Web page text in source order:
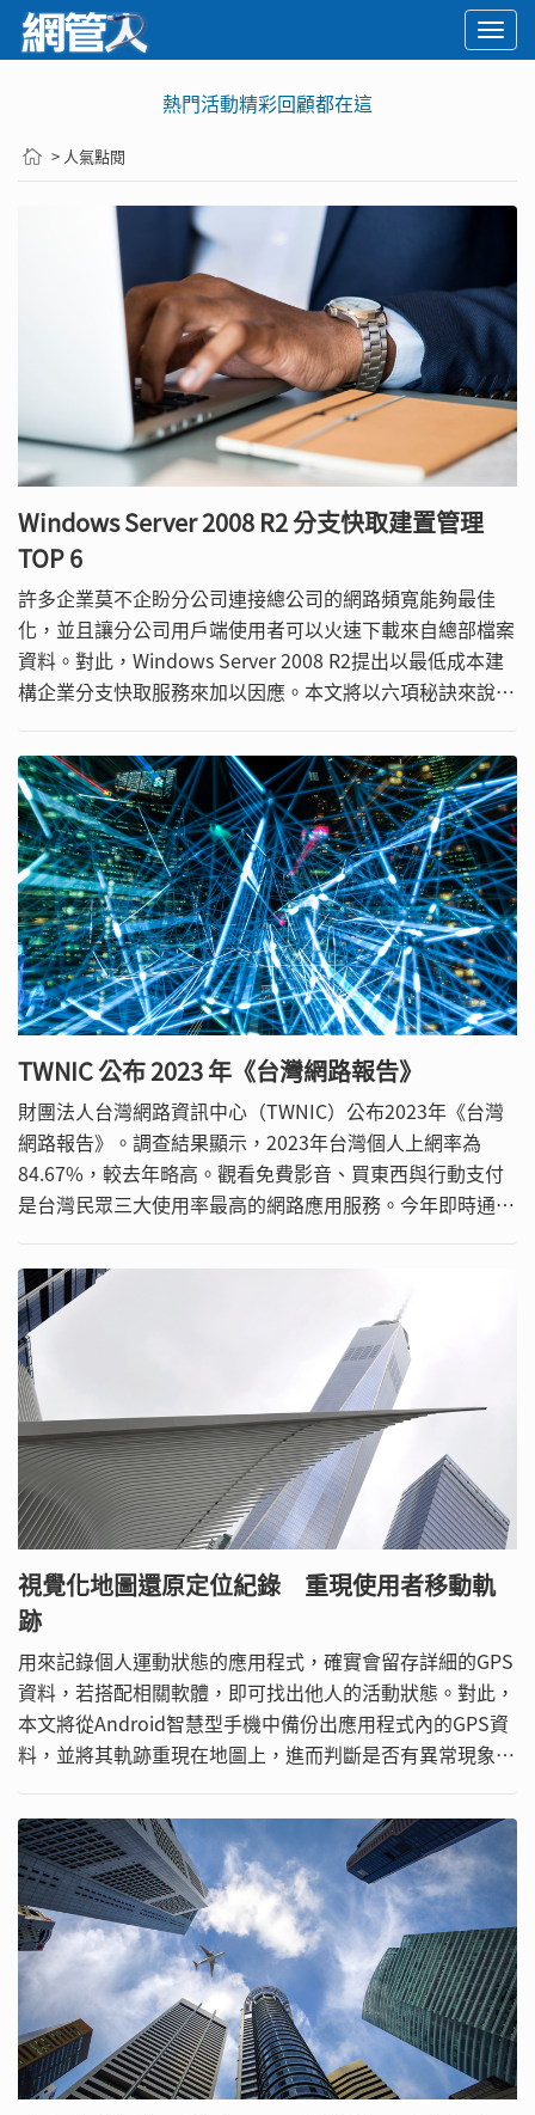
熱門活動精彩回顧都在這
> 人氣點閱
Windows Server 2008 R2 分支快取建置管理
TOP 6
許多企業莫不企盼分公司連接總公司的網路頻寬能夠最佳
化，並且讓分公司用戶端使用者可以火速下載來自總部檔案
資料。對此，Windows Server 2008 R2提出以最低成本建
構企業分支快取服務來加以因應。本文將以六項秘訣來說明
作、如何安裝與設定分支快取服務、如何以群組原則集中控
管分支快取設定等。
TWNIC 公布 2023 年《台灣網路報告》
財團法人台灣網路資訊中心（TWNIC）公布2023年《台灣
網路報告》。調查結果顯示，2023年台灣個人上網率為
84.67%，較去年略高。觀看免費影音、買東西與行動支付
是台灣民眾三大使用率最高的網路應用服務。今年即時通訊
LINE與臉書仍是使用率最高者。針對聊天機器人、
ChatGPT、加密貨幣等新興科技，台灣民眾尚存在疑慮，採
悲觀觀望者比例最高，達32.27%。目前完全沒有使用過數
位語音助理和ChatGPT的民眾比例仍逾半數，凸顯台灣在推
行新興科技使用仍有很大的著力空間。
視覺化地圖還原定位紀錄 重現使用者移動軌
跡
用來記錄個人運動狀態的應用程式，確實會留存詳細的GPS
資料，若搭配相關軟體，即可找出他人的活動狀態。對此，
本文將從Android智慧型手機中備份出應用程式內的GPS資
料，並將其軌跡重現在地圖上，進而判斷是否有異常現象，